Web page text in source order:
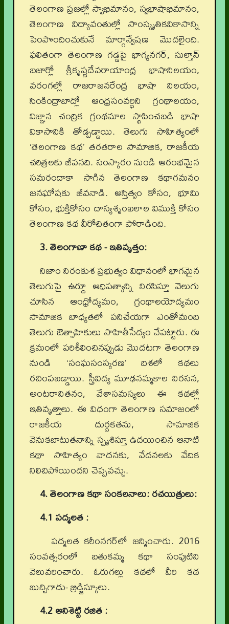
తెలంగాణ ప్రజల్లో స్వాభిమానం, స్వభాషాభిమానం,
తెలంగాణ విద్యావంతుల్లో సాంస్కృతికవికాసాన్ని
పెంపొందించుకునే మార్గాన్వేషణ మొదలైంది.
ఫలితంగా తెలంగాణ గడ్డపై భాగ్యనగర్, సుల్తాన్
బజార్లో శ్రీకృష్ణదేవరాయాంధ్ర భాషానిలయం,
వరంగల్లో రాజరాజనరేంద్ర భాషా నిలయం,
సింకింద్రాబాద్లో ఆంధ్రసంవర్ధిని గ్రంథాలయం,
విజ్ఞాన చంద్రిక గ్రంథమాల స్థాపించబడి భాషా
వికాసానికి తోడ్పడ్డాయి. తెలుగు సాహిత్యంలో
‘తెలంగాణ కథ’ తరతరాల సామాజిక, రాజకీయ
చరిత్రలకు జీవనది. సంస్కారం నుండి ఆరంభమైన
సమరందాకా సాగిన తెలంగాణ కథాగమనం
జనఘోషకు జీవనాడి. అస్తిత్వం కోసం, భూమి
కోసం, భుక్తికోసం దాస్యశృంఖలాల విముక్తి కోసం
తెలంగాణ కథ వీరోచితంగా పోరాడింది.
3. తెలంగాణా కథ - ఇతివృత్తం:
నిజాం నిరంకుశ ప్రభుత్వం విధానంలో భాగమైన
తెలుగుపై ఉర్దూ ఆధిపత్యాన్ని నిరసిస్తూ వెలుగు
చూసిన ఆంధ్రోద్యమం, గ్రంథాలయోద్యమం
సామాజిక బాధ్యతలో పనిచేయగా ఎంతోమంది
తెలుగు ఔత్సాహికులు సాహితీసేద్యం చేపట్టారు. ఈ
క్రమంలో పరిశీలించినప్పుడు మొదటగా తెలంగాణ
నుండి ‘సంఘసంస్కరణ’ దిశలో కథలు
రచింపబడ్డాయి. స్త్రీవిద్య మూఢనమ్మకాల నిరసన,
అంటరానితనం, వేశాసమస్యలు ఈ కథల్లో
ఇతివృత్తాలు. ఈ విధంగా తెలంగాణ సమాజంలో
రాజకీయ దుర్దకతను, సామాజిక
వెనుకబాటుతనాన్ని స్పృశిస్తూ ఉదయించిన ఆనాటి
కథా సాహిత్యం వాదనకు, వేదనలకు వేదిక
నిలిచిపోయిందని చెప్పవచ్చు.
4. తెలంగాణ కథా సంకలనాలు: రచయిత్రులు:
4.1 పద్మలత :
పద్మలత కరీంనగర్‌లో జన్మించారు. 2016
సంవత్సరంలో బతుకమ్మ కథా సంపుటిని
వెలువరించారు. ఓరుగల్లు కథలో వీరి కథ
బుచ్చిగాడు- బ్రిడ్జిస్కూలు.
4.2 అనిశెట్టి రజిత :